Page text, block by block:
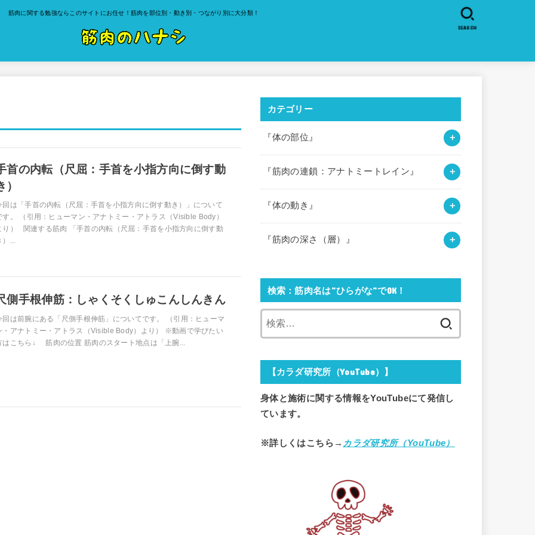
筋肉に関する勉強ならこのサイトにお任せ！筋肉を部位別・動き別・つながり別に大分類！
SEARCH
首の内転（尺屈：手首を小指方向に倒す動
）
回は「手首の内転（尺屈：手首を小指方向に倒す動き）」について
す。 （引用：ヒューマン・アナトミー・アトラス（Visible Body）
り） 関連する筋肉 「手首の内転（尺屈：手首を小指方向に倒す動
）...
側手根伸筋：しゃくそくしゅこんしんきん
回は前腕にある「尺側手根伸筋」についてです。 （引用：ヒューマ
・アナトミー・アトラス（Visible Body）より） ※動画で学びたい
はこちら↓ 筋肉の位置 筋肉のスタート地点は「上腕...
カテゴリー
『体の部位』
『筋肉の連鎖：アナトミートレイン』
『体の動き』
『筋肉の深さ（層）』
検索：筋肉名は”ひらがな”でOK！
【カラダ研究所（YouTube）】
身体と施術に関する情報をYouTubeにて発信し
ています。
※詳しくはこちら→ カラダ研究所（YouTube）